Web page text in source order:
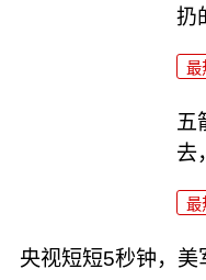
扔
最
五
去
最
央视短短5秒钟，